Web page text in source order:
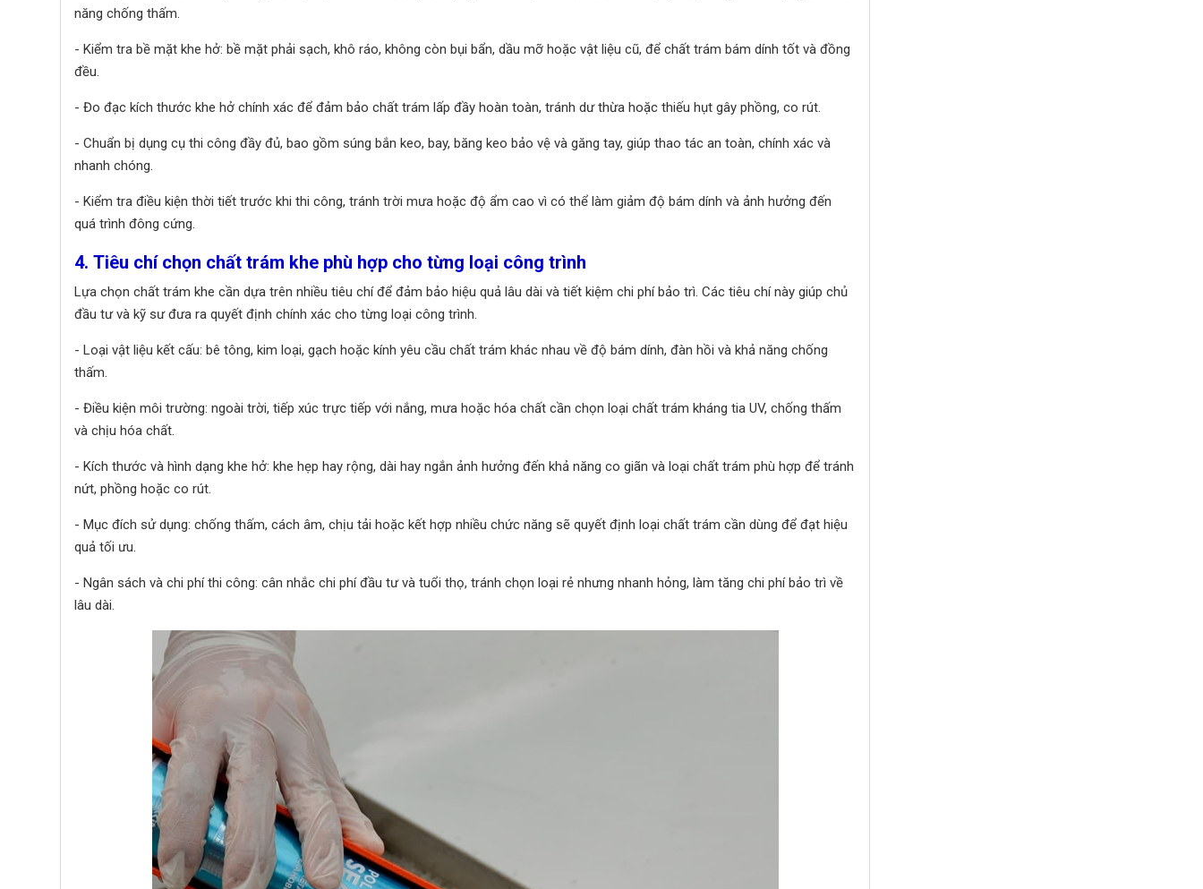
năng chống thấm.
- Kiểm tra bề mặt khe hở: bề mặt phải sạch, khô ráo, không còn bụi bẩn, dầu mỡ hoặc vật liệu cũ, để chất trám bám dính tốt và đồng
đều.
- Đo đạc kích thước khe hở chính xác để đảm bảo chất trám lấp đầy hoàn toàn, tránh dư thừa hoặc thiếu hụt gây phồng, co rút.
- Chuẩn bị dụng cụ thi công đầy đủ, bao gồm súng bắn keo, bay, băng keo bảo vệ và găng tay, giúp thao tác an toàn, chính xác và
nhanh chóng.
- Kiểm tra điều kiện thời tiết trước khi thi công, tránh trời mưa hoặc độ ẩm cao vì có thể làm giảm độ bám dính và ảnh hưởng đến
quá trình đông cứng.
4. Tiêu chí chọn chất trám khe phù hợp cho từng loại công trình
Lựa chọn chất trám khe cần dựa trên nhiều tiêu chí để đảm bảo hiệu quả lâu dài và tiết kiệm chi phí bảo trì. Các tiêu chí này giúp chủ
đầu tư và kỹ sư đưa ra quyết định chính xác cho từng loại công trình.
- Loại vật liệu kết cấu: bê tông, kim loại, gạch hoặc kính yêu cầu chất trám khác nhau về độ bám dính, đàn hồi và khả năng chống
thấm.
- Điều kiện môi trường: ngoài trời, tiếp xúc trực tiếp với nắng, mưa hoặc hóa chất cần chọn loại chất trám kháng tia UV, chống thấm
và chịu hóa chất.
- Kích thước và hình dạng khe hở: khe hẹp hay rộng, dài hay ngắn ảnh hưởng đến khả năng co giãn và loại chất trám phù hợp để tránh
nứt, phồng hoặc co rút.
- Mục đích sử dụng: chống thấm, cách âm, chịu tải hoặc kết hợp nhiều chức năng sẽ quyết định loại chất trám cần dùng để đạt hiệu
quả tối ưu.
- Ngân sách và chi phí thi công: cân nhắc chi phí đầu tư và tuổi thọ, tránh chọn loại rẻ nhưng nhanh hỏng, làm tăng chi phí bảo trì về
lâu dài.